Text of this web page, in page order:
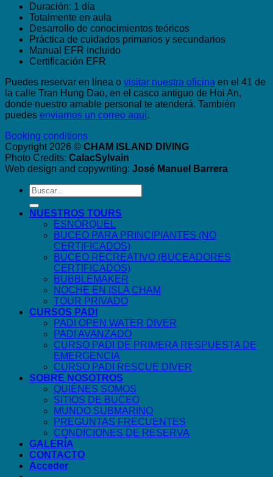
Duración: 1 día
Totalmente en aula
Desarrollo de conocimientos teóricos
Práctica de cuidados primarios y secundarios
Manual EFR incluido
Certificación EFR
Puedes reservar en línea o visitar nuestra oficina en el 41 de
la calle Tran Hung Dao, en el casco antiguo de Hoi An,
donde nuestro amable personal te atenderá. También
puedes enviarnos un correo aquí.
Booking conditions
Copyright 2026 © CHAM ISLAND DIVING
Photo Credits: CalacSylvain
Web design and copywriting: José Manuel Barrera
Buscar
por:
NUESTROS TOURS
ESNÓRQUEL
BUCEO PARA PRINCIPIANTES (NO
CERTIFICADOS)
BUCEO RECREATIVO (BUCEADORES
CERTIFICADOS)
BUBBLEMAKER
NOCHE EN ISLA CHAM
TOUR PRIVADO
CURSOS PADI
PADI OPEN WATER DIVER
PADI AVANZADO
CURSO PADI DE PRIMERA RESPUESTA DE
EMERGENCIA
CURSO PADI RESCUE DIVER
SOBRE NOSOTROS
QUIÉNES SOMOS
SITIOS DE BUCEO
MUNDO SUBMARINO
PREGUNTAS FRECUENTES
CONDICIONES DE RESERVA
GALERÍA
CONTACTO
Acceder